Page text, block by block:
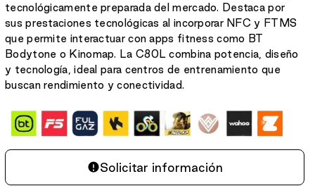
tecnológicamente preparada del mercado. Destaca por
sus prestaciones tecnológicas al incorporar NFC y FTMS
que permite interactuar con apps fitness como BT
Bodytone o Kinomap. La C80L combina potencia, diseño
y tecnología, ideal para centros de entrenamiento que
buscan rendimiento y conectividad.
Solicitar información